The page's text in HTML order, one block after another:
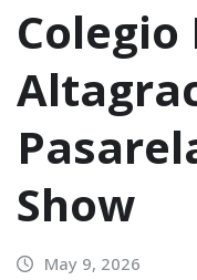
Colegio
Show
May 9, 2026